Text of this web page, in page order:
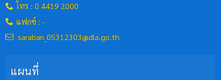
โทร : 0 4419 2000
แฟกซ์ : -
saraban_05312303@dla.go.th
แผนที่